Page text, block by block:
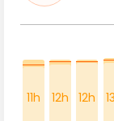
11h 12h 12h